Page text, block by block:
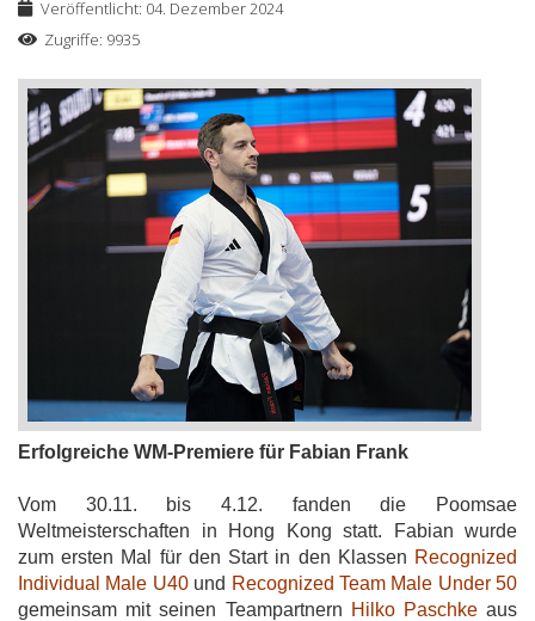
Veröffentlicht: 04. Dezember 2024
Zugriffe: 9935
Erfolgreiche WM-Premiere für Fabian Frank
Vom 30.11. bis 4.12. fanden die Poomsae
Weltmeisterschaften in Hong Kong statt. Fabian wurde
zum ersten Mal für den Start in den Klassen Recognized
Individual Male U40und Recognized Team Male Under 50
gemeinsam mit seinen Teampartnern Hilko Paschkeaus